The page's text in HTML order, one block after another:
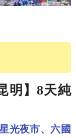
明】8天純
光夜市、六國